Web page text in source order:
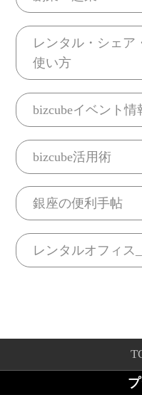
レンタル・シェア
使い方
bizcubeイベント情
bizcube活用術
銀座の便利手帖
レンタルオフィス